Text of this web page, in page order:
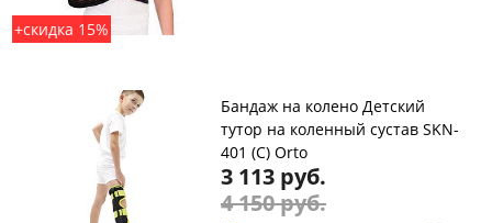
+скидка 15%
Бандаж на колено Детский
тутор на коленный сустав SKN-
401 (С) Orto
3 113 руб.
4 150 руб.